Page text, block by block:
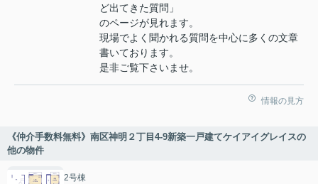
ど出てきた質問」
のページが見れます。
現場でよく聞かれる質問を中心に多くの文章
書いております。
是非ご覧下さいませ。
情報の見方
《仲介手数料無料》南区神明２丁目4-9新築一戸建てケイアイグレイスの
他の物件
2号棟